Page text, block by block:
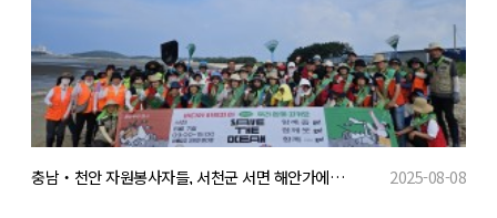
충남‧천안 자원봉사자들, 서천군 서면 해안가에서 해양 플로깅 활동 전개 2025-08-08